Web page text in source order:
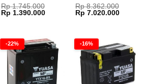
Rp1.745.000
Harga
aslinya
Rp 1.390.000Harga
Rp 1.390.000.
Dinilai5
dari 5
Rp8.362.000
Harga
aslinya
Rp 7.020.000Harga
-22% -16%